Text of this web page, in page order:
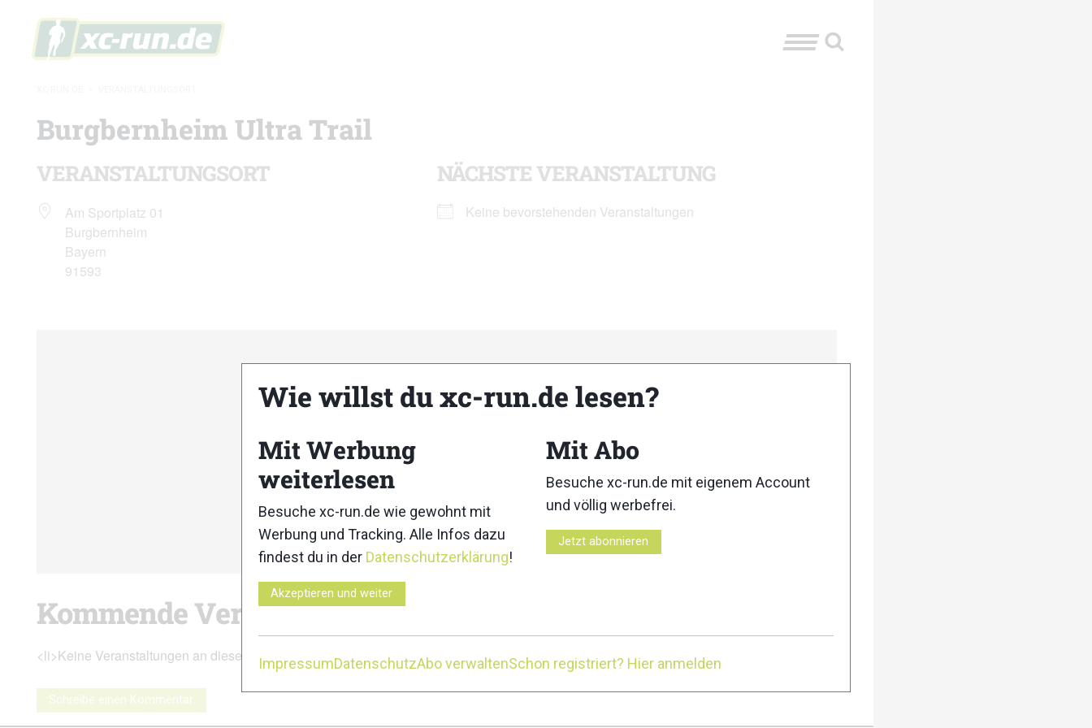
Burgbernheim Ultra Trail
VERANSTALTUNGSORT
Am Sportplatz 01
Burgbernheim
Bayern
91593
NÄCHSTE VERANSTALTUNG
Keine bevorstehenden Veranstaltungen
Kommende Veranstaltungen
<li>Keine Veranstaltungen an diesem Ort</li>
Schreibe einen Kommentar
Wie willst du xc-run.de lesen?
Mit Werbung
weiterlesen
Besuche xc-run.de wie gewohnt mit
Werbung und Tracking. Alle Infos dazu
findest du in der Datenschutzerklärung!
Akzeptieren und weiter
Mit Abo
Besuche xc-run.de mit eigenem Account
und völlig werbefrei.
Jetzt abonnieren
ImpressumDatenschutzAbo verwaltenSchon registriert? Hier anmelden